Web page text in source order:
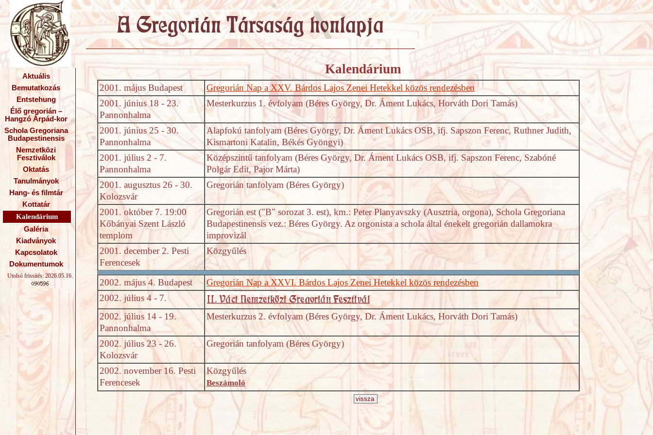
Aktuális
Bemutatkozás
Entstehung
Élő gregorián –
Hangzó Árpád-kor
Schola Gregoriana
Budapestinensis
Nemzetközi
Fesztiválok
Oktatás
Tanulmányok
Hang- és filmtár
Kottatár
Kalendárium
Galéria
Kiadványok
Kapcsolatok
Dokumentumok
Utolsó frissítés: 2026.05.16.
Kalendárium
2001. május Budapest
Gregorián Nap a XXV. Bárdos Lajos Zenei Hetekkel közös rendezésben
2001. június 18 - 23.
Pannonhalma
Mesterkurzus 1. évfolyam (Béres György, Dr. Áment Lukács, Horváth Dori Tamás)
2001. június 25 - 30.
Pannonhalma
Alapfokú tanfolyam (Béres György, Dr. Áment Lukács OSB, ifj. Sapszon Ferenc, Ruthner Judith,
Kismartoni Katalin, Békés Gyöngyi)
2001. július 2 - 7.
Pannonhalma
Középszintű tanfolyam (Béres György, Dr. Áment Lukács OSB, ifj. Sapszon Ferenc, Szabóné
Polgár Edit, Pajor Márta)
2001. augusztus 26 - 30.
Kolozsvár
Gregorián tanfolyam (Béres György)
2001. október 7. 19:00
Kőbányai Szent László
templom
Gregorián est ("B" sorozat 3. est), km.: Peter Planyavszky (Ausztria, orgona), Schola Gregoriana
Budapestinensis vez.: Béres György. Az orgonista a schola által énekelt gregorián dallamokra
improvizál
2001. december 2. Pesti
Ferencesek
Közgyűlés
2002. május 4. Budapest
Gregorián Nap a XXVI. Bárdos Lajos Zenei Hetekkel közös rendezésben
2002. július 4 - 7.
2002. július 14 - 19.
Pannonhalma
Mesterkurzus 2. évfolyam (Béres György, Dr. Áment Lukács, Horváth Dori Tamás)
2002. július 23 - 26.
Kolozsvár
Gregorián tanfolyam (Béres György)
2002. november 16. Pesti
Ferencesek
Közgyűlés
Beszámoló